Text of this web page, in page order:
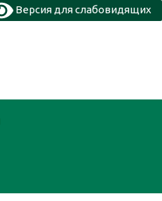
Версия для слабовидящих